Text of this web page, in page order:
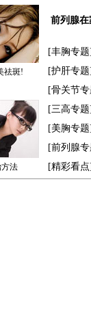
祛斑!
前列腺
[丰胸专题
[护肝专题
[骨关节
法
[三高专题
[美胸专题
[前列腺专
[精彩看点